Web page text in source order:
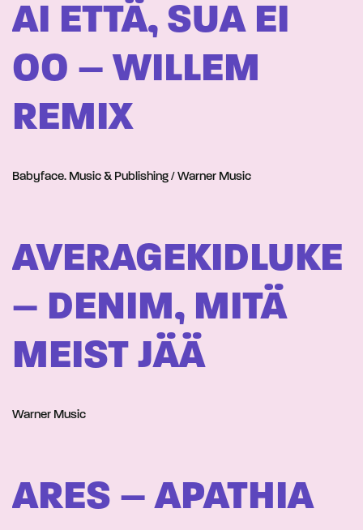
AI ETTÄ, SUA EI
OO – WILLEM
REMIX
Babyface. Music & Publishing / Warner Music
AVERAGEKIDLUKE
– DENIM, MITÄ
MEIST JÄÄ
Warner Music
ARES – APATHIA